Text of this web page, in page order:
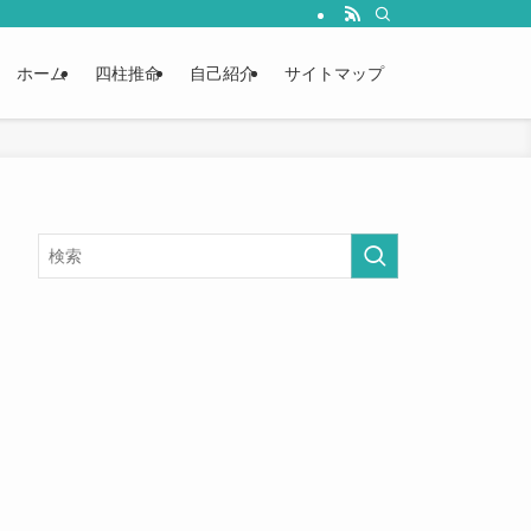
ホーム 四柱推命 自己紹介 サイトマップ